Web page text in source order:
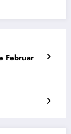
Februar